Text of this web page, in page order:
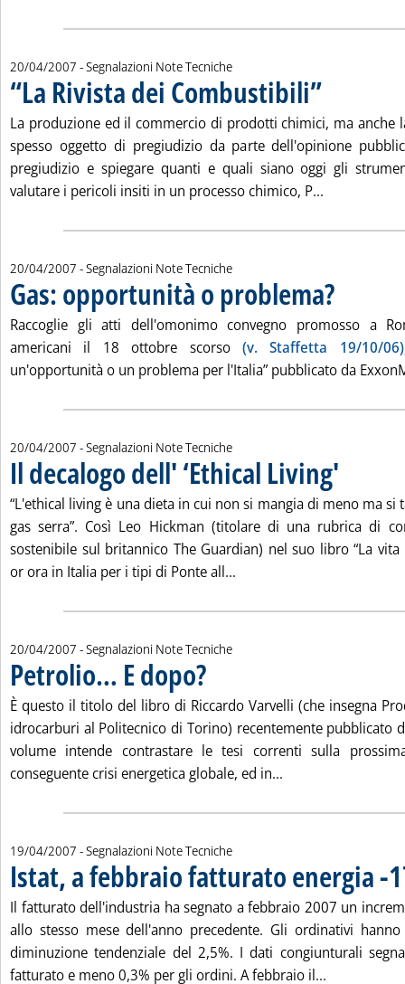
20/04/2007 - Segnalazioni Note Tecniche
“La Rivista dei Combustibili”. Pubblicata
La produzione ed il commercio di prodotti chimici, ma anche
spesso oggetto di pregiudizio da parte dell'opinione
pregiudizio e spiegare quanti e quali siano oggi gli
valutare i pericoli insiti in un processo chimico, P...
20/04/2007 - Segnalazioni Note Tecniche
Gas: opportunità o problema?. Pubblicata
Raccoglie gli atti dell'omonimo convegno promosso a
americani il 18 ottobre scorso (v. Staffetta 19/10/06)
un'opportunità o un problema per l'Italia” pubblicato da
20/04/2007 - Segnalazioni Note Tecniche
Il decalogo dell' ‘Ethical Living'
“L'ethical living è una dieta in cui non si mangia di meno ma si
gas serra”. Così Leo Hickman (titolare di una rubrica di
sostenibile sul britannico The Guardian) nel suo libro “La
or ora in Italia per i tipi di Ponte all...
20/04/2007 - Segnalazioni Note Tecniche
Petrolio… E dopo?. Pubblicata venerdì 20 aprile 2007 alle 15.19.
È questo il titolo del libro di Riccardo Varvelli (che insegna
idrocarburi al Politecnico di Torino) recentemente pubblicato
volume intende contrastare le tesi correnti sulla
conseguente crisi energetica globale, ed in...
19/04/2007 - Segnalazioni Note Tecniche
Istat, a febbraio fatturato energia -
Il fatturato dell'industria ha segnato a febbraio 2007 un
allo stesso mese dell'anno precedente. Gli ordinativi
diminuzione tendenziale del 2,5%. I dati congiunturali
fatturato e meno 0,3% per gli ordini. A febbraio il...